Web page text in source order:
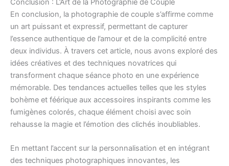
Conclusion : L’Art de la Photographie de Couple
En conclusion, la photographie de couple s’affirme comme
un art puissant et expressif, permettant de capturer
l’essence authentique de l’amour et de la complicité entre
deux individus. À travers cet article, nous avons exploré des
idées créatives et des techniques novatrices qui
transforment chaque séance photo en une expérience
mémorable. Des tendances actuelles telles que les styles
bohème et féérique aux accessoires inspirants comme les
fumigènes colorés, chaque élément choisi avec soin
rehausse la magie et l’émotion des clichés inoubliables.
En mettant l’accent sur la personnalisation et en intégrant
des techniques photographiques innovantes, les